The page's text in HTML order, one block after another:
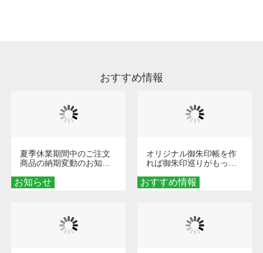
おすすめ情報
お知らせ
夏季休業期間中のご注文
商品の納期変動のお知ら
おすすめ情報
オリジナル御朱印帳を作
れば御朱印巡りがもっと
ダーメイドする魅力と選
び方